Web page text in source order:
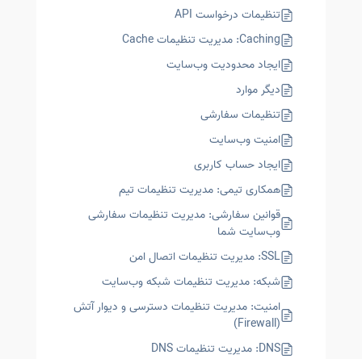
تنظیمات درخواست API
Caching: مدیریت تنظیمات Cache
ایجاد محدودیت وب‌سایت
دیگر موارد
تنظیمات سفارشی
امنیت وب‌سایت
ایجاد حساب کاربری
همکاری تیمی: مدیریت تنظیمات تیم
قوانین سفارشی: مدیریت تنظیمات سفارشی
وب‌سایت شما
SSL: مدیریت تنظیمات اتصال امن
شبکه: مدیریت تنظیمات شبکه وب‌سایت
امنیت: مدیریت تنظیمات دسترسی و دیوار آتش
(Firewall)
DNS: مدیریت تنظیمات DNS